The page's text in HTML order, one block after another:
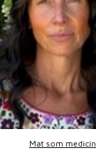
Mat som medicin